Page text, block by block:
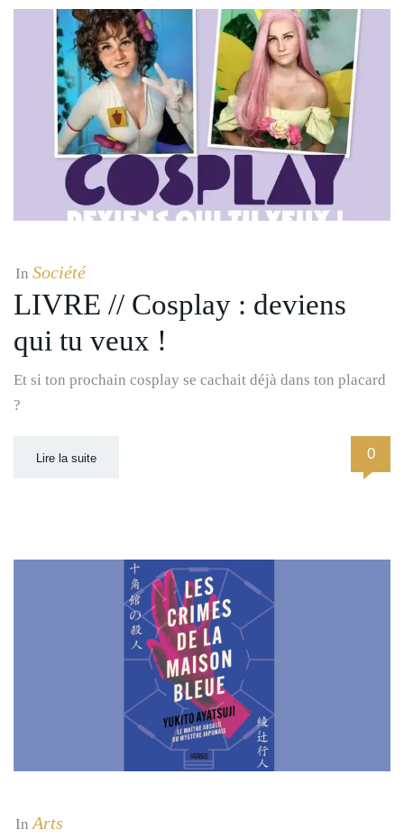
In Société
LIVRE // Cosplay : deviens
qui tu veux !
Et si ton prochain cosplay se cachait déjà dans ton placard
?
Lire la suite 0
InArts